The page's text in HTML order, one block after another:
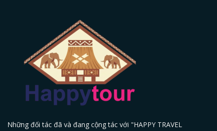
Những đối tác đã và đang cộng tác với "HAPPY TRAVEL